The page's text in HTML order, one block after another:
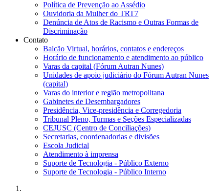
Política de Prevenção ao Assédio
Ouvidoria da Mulher do TRT7
Denúncia de Atos de Racismo e Outras Formas de
Discriminação
Contato
Balcão Virtual, horários, contatos e endereços
Horário de funcionamento e atendimento ao público
Varas da capital (Fórum Autran Nunes)
Unidades de apoio judiciário do Fórum Autran Nunes
(capital)
Varas do interior e região metropolitana
Gabinetes de Desembargadores
Presidência, Vice-presidência e Corregedoria
Tribunal Pleno, Turmas e Seções Especializadas
CEJUSC (Centro de Conciliações)
Secretarias, coordenadorias e divisões
Escola Judicial
Atendimento à imprensa
Suporte de Tecnologia - Público Externo
Suporte de Tecnologia - Público Interno